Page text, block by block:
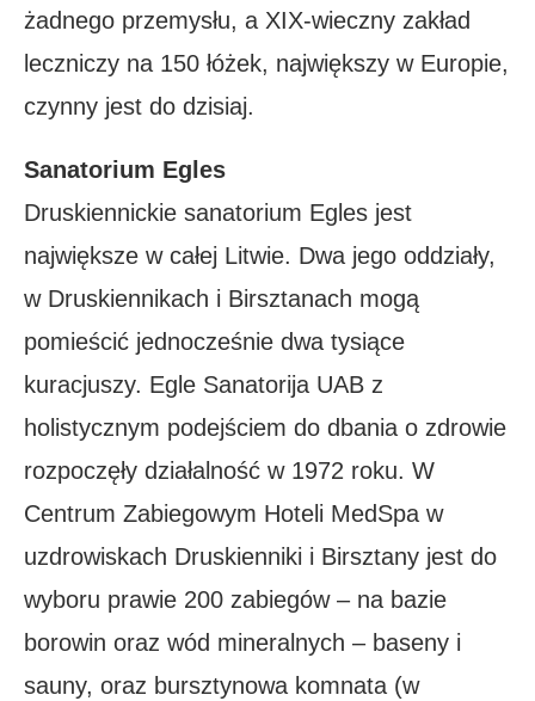
żadnego przemysłu, a XIX-wieczny zakład
leczniczy na 150 łóżek, największy w Europie,
czynny jest do dzisiaj.
Sanatorium Egles
Druskiennickie sanatorium Egles jest
największe w całej Litwie. Dwa jego oddziały,
w Druskiennikach i Birsztanach mogą
pomieścić jednocześnie dwa tysiące
kuracjuszy. Egle Sanatorija UAB z
holistycznym podejściem do dbania o zdrowie
rozpoczęły działalność w 1972 roku. W
Centrum Zabiegowym Hoteli MedSpa w
uzdrowiskach Druskienniki i Birsztany jest do
wyboru prawie 200 zabiegów – na bazie
borowin oraz wód mineralnych – baseny i
sauny, oraz bursztynowa komnata (w